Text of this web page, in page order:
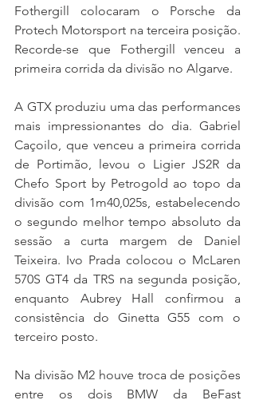
Fothergill colocaram o Porsche da
Protech Motorsport na terceira posição.
Recorde-se que Fothergill venceu a
primeira corrida da divisão no Algarve.
A GTX produziu uma das performances
mais impressionantes do dia. Gabriel
Caçoilo, que venceu a primeira corrida
de Portimão, levou o Ligier JS2R da
Chefo Sport by Petrogold ao topo da
divisão com 1m40,025s, estabelecendo
o segundo melhor tempo absoluto da
sessão a curta margem de Daniel
Teixeira. Ivo Prada colocou o McLaren
570S GT4 da TRS na segunda posição,
enquanto Aubrey Hall confirmou a
consistência do Ginetta G55 com o
terceiro posto.
Na divisão M2 houve troca de posições
entre os dois BMW da BeFast